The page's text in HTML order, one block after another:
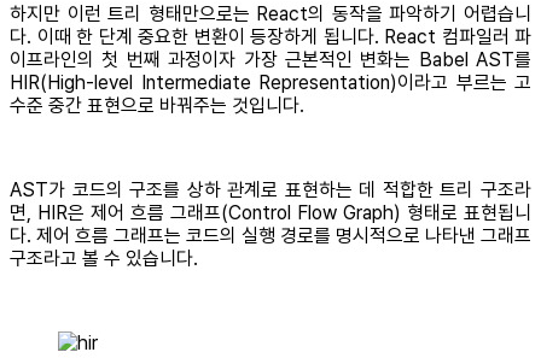
하지만 이런 트리 형태만으로는 React의 동작을 파악하기 어렵습니
다. 이때 한 단계 중요한 변환이 등장하게 됩니다. React 컴파일러 파
이프라인의 첫 번째 과정이자 가장 근본적인 변화는 Babel AST를
HIR(High-level Intermediate Representation)이라고 부르는 고
수준 중간 표현으로 바꿔주는 것입니다.
AST가 코드의 구조를 상하 관계로 표현하는 데 적합한 트리 구조라
면, HIR은 제어 흐름 그래프(Control Flow Graph) 형태로 표현됩니
다. 제어 흐름 그래프는 코드의 실행 경로를 명시적으로 나타낸 그래프
구조라고 볼 수 있습니다.